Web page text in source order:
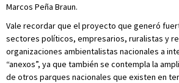
Marcos Peña Braun.
Vale recordar que el proyecto que generó
sectores políticos, empresarios, ruralistas y
organizaciones ambientalistas nacionales a
“anexos”, ya que también se contempla la
de otros parques nacionales que existen en